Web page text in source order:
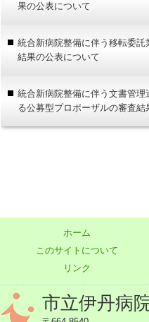
果の公表について
統合新病院整備に伴う移転委
結果の公表について
統合新病院整備に伴う文書管
る公募型プロポーザルの審査結
ホーム
このサイトについて
リンク
市立伊丹病